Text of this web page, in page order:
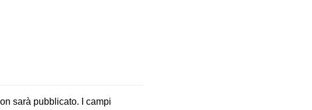
sarà pubblicato.
I campi